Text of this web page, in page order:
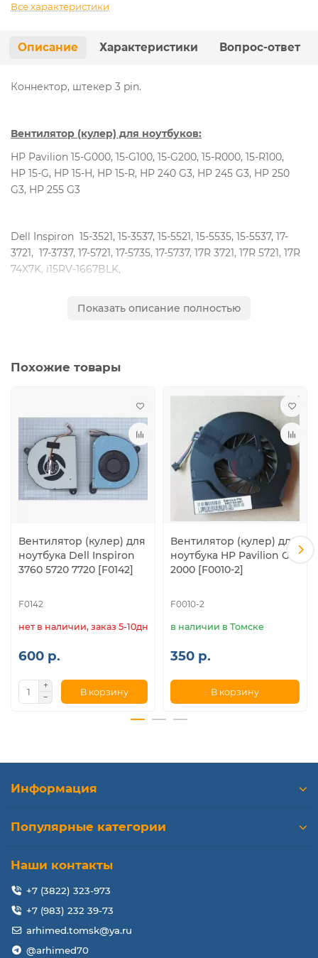
Все характеристики
Описание Характеристики Вопрос-ответ
Коннектор, штекер 3 pin.
Вентилятор (кулер) для ноутбуков:
HP Pavilion 15-G000, 15-G100, 15-G200, 15-R000, 15-R100,
HP 15-G, HP 15-H, HP 15-R, HP 240 G3, HP 245 G3, HP 250
G3, HP 255 G3
Dell Inspiron 15-3521, 15-3537, 15-5521, 15-5535, 15-5537, 17-
3721, 17-3737, 17-5721, 17-5735, 17-5737, 17R 3721, 17R 5721, 17R
74X7K, i15RV-1667BLK,
DC28000C8S0, SC28000C8A0, AB07005HX08K300-
0VAW00, 074X7K, 60362-38K, SPS: 753894-001,
DC28000E3F0, DC28000C8D0, AT0ZH0020F0,
DC28000C8A0, KSB05105HA-CG91, DFS470805CL0T FC2T,
DC28000C8F0, 0Y49PH, KSB05105HA-DH94, MF60070S1-
C140-G9A, DC28000E3D0, DC28000E3S0
Показать описание полностью
Похожие товары
Вентилятор (кулер) для
ноутбука Dell Inspiron
3760 5720 7720 [F0142]
F0142
нет в наличии, заказ 5-10дн.
600 р.
В корзину
Вентилятор (кулер) для
ноутбука HP Pavilion G7-
2000 [F0010-2]
F0010-2
в наличии в Томске
350 р.
В корзину
Информация
Популярные категории
Наши контакты
+7 (3822) 323-973
+7 (983) 232 39-73
arhimed.tomsk@ya.ru
@arhimed70